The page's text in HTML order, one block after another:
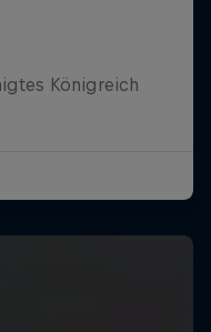
Königreich